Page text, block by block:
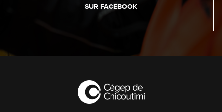
SUR FACEBOOK